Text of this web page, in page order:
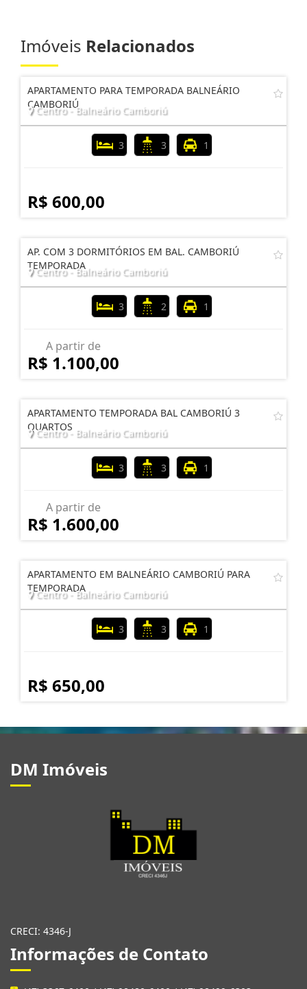
Imóveis Relacionados
APARTAMENTO PARA TEMPORADA BALNEÁRIO
CAMBORIÚ
Centro - Balneário Camboriú
3 3 1
R$ 600,00
AP. COM 3 DORMITÓRIOS EM BAL. CAMBORIÚ
TEMPORADA
Centro - Balneário Camboriú
3 2 1
A partir de
R$ 1.100,00
APARTAMENTO TEMPORADA BAL CAMBORIÚ 3
QUARTOS
Centro - Balneário Camboriú
3 3 1
A partir de
R$ 1.600,00
APARTAMENTO EM BALNEÁRIO CAMBORIÚ PARA
TEMPORADA
Centro - Balneário Camboriú
3 3 1
R$ 650,00
DM Imóveis
CRECI: 4346-J
Informações de Contato